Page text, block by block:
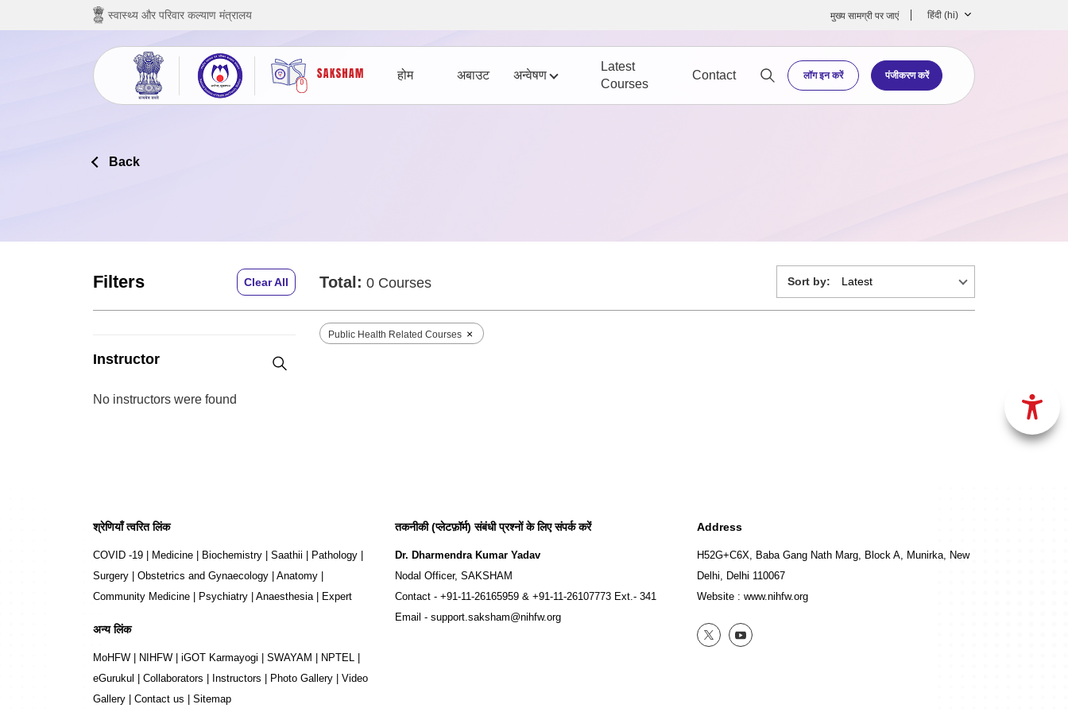
छोड़ कर मुख्य सामग्री पर जाएं
स्वास्थ्य और परिवार कल्याण मंत्रालय मुख्‍य सामग्री पर जाएं हिंदी ‎(hi)‎
होम अबाउट अन्वेषण
Latest
Courses
Contact लॉग इन करें पंजीकरण करें
Back
Filters Clear All Total: 0 Courses Sort by:
Instructor
No instructors were found
Public Health Related Courses ×
श्रेणियाँ त्वरित लिंक
COVID -19 Medicine Biochemistry Saathii Pathology
Surgery
Obstetrics and Gynaecology Anatomy
Community Medicine
Psychiatry Anaesthesia| Expert
अन्य लिंक
MoHFW NIHFW iGOT Karmayogi SWAYAM NPTEL
eGurukul
Collaborators Instructors Photo Gallery
Video
Gallery
Contact us Sitemap
तकनीकी (प्लेटफ़ॉर्म) संबंधी प्रश्नों के लिए संपर्क करें
Dr. Dharmendra Kumar Yadav
Nodal Officer, SAKSHAM
Contact - +91-11-26165959 & +91-11-26107773 Ext.- 341
Email - support.saksham@nihfw.org
Address
H52G+C6X, Baba Gang Nath Marg, Block A, Munirka, New
Delhi, Delhi 110067
Website : www.nihfw.org